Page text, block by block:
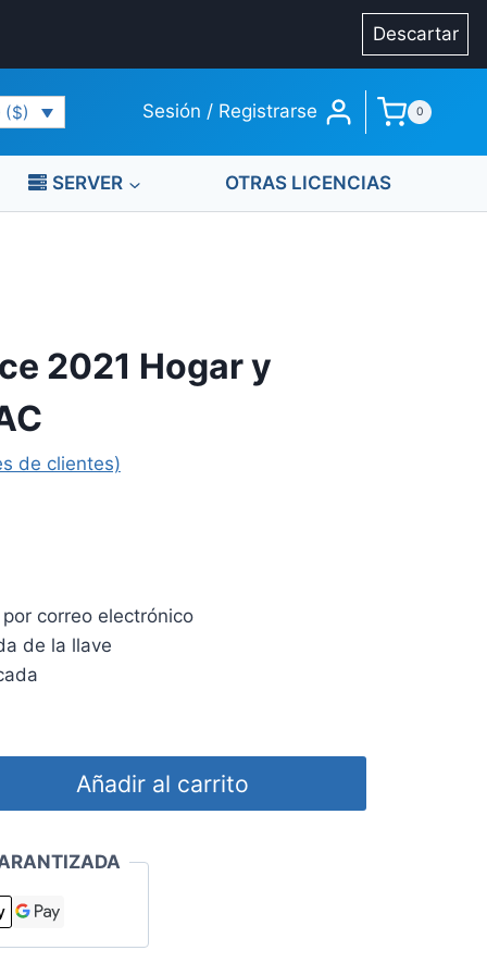
Descartar
($) Sesión / Registrarse 0
SERVER OTRAS LICENCIAS
2021 Hogar y
de clientes)
correo electrónico
de la llave
Añadir al carrito